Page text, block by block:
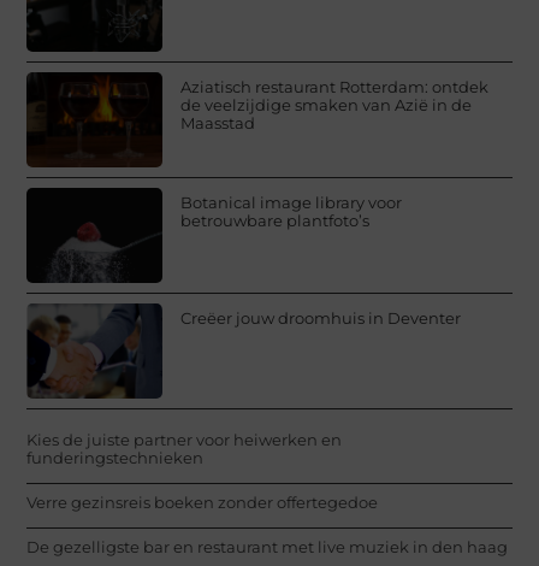
Aziatisch restaurant Rotterdam: ontdek
de veelzijdige smaken van Azië in de
Maasstad
Botanical image library voor
betrouwbare plantfoto’s
Creëer jouw droomhuis in Deventer
Kies de juiste partner voor heiwerken en
funderingstechnieken
Verre gezinsreis boeken zonder offertegedoe
De gezelligste bar en restaurant met live muziek in den haag